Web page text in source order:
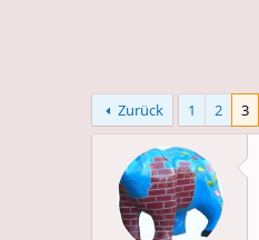
Zurück 1 2 3